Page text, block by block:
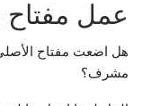
عمل
هل اضعت مفتاح
مشرف؟